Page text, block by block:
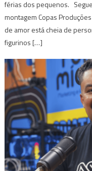
férias dos pequenos.
montagem Copas
de amor está cheia de
figurinos […]